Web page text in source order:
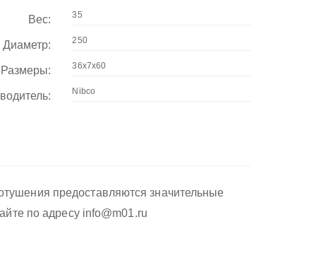
Вес:
Диаметр:
Размеры:
предоставляются значительные
по адресу info@m01.ru